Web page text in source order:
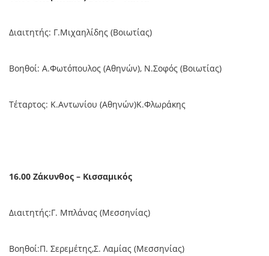
Διαιτητής: Γ.Μιχαηλίδης (Βοιωτίας)
Βοηθοί: Α.Φωτόπουλος (Αθηνών), Ν.Σοφός (Βοιωτίας)
Τέταρτος: Κ.Αντωνίου (Αθηνών)Κ.Φλωράκης
16.00 Ζάκυνθος – Κισσαμικός
Διαιτητής:Γ. Μπλάνας (Μεσσηνίας)
Βοηθοί:Π. Σερεμέτης,Σ. Λαμίας (Μεσσηνίας)